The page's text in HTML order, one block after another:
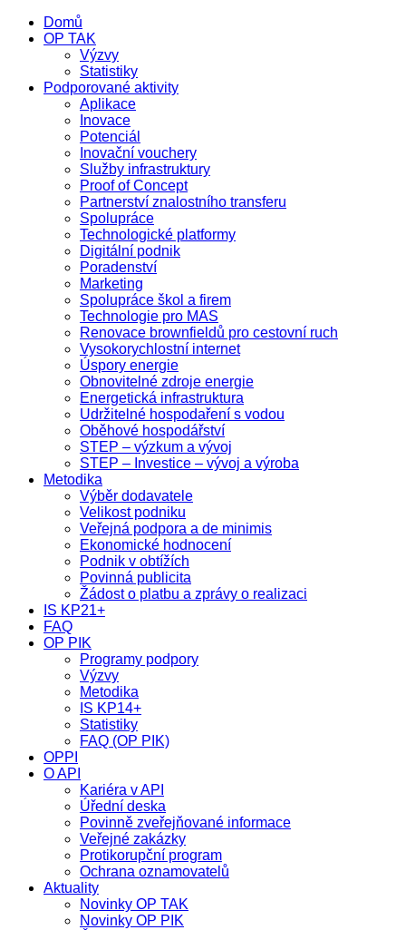
Domů
OP TAK
Výzvy
Statistiky
Podporované aktivity
Aplikace
Inovace
Potenciál
Inovační vouchery
Služby infrastruktury
Proof of Concept
Partnerství znalostního transferu
Spolupráce
Technologické platformy
Digitální podnik
Poradenství
Marketing
Spolupráce škol a firem
Technologie pro MAS
Renovace brownfieldů pro cestovní ruch
Vysokorychlostní internet
Úspory energie
Obnovitelné zdroje energie
Energetická infrastruktura
Udržitelné hospodaření s vodou
Oběhové hospodářství
STEP – výzkum a vývoj
STEP – Investice – vývoj a výroba
Metodika
Výběr dodavatele
Velikost podniku
Veřejná podpora a de minimis
Ekonomické hodnocení
Podnik v obtížích
Povinná publicita
Žádost o platbu a zprávy o realizaci
IS KP21+
FAQ
OP PIK
Programy podpory
Výzvy
Metodika
IS KP14+
Statistiky
FAQ (OP PIK)
OPPI
O API
Kariéra v API
Úřední deska
Povinně zveřejňované informace
Veřejné zakázky
Protikorupční program
Ochrana oznamovatelů
Aktuality
Novinky OP TAK
Novinky OP PIK